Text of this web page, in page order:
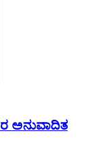
ಅನುವಾದಿತ